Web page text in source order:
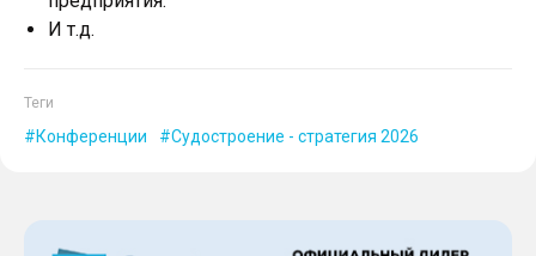
И т.д.
Теги
Конференции Судостроение - стратегия 2026